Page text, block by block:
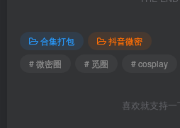
合集打包
抖音微密
# 微密圈
# 觅圈 # cosplay
喜欢就支持一